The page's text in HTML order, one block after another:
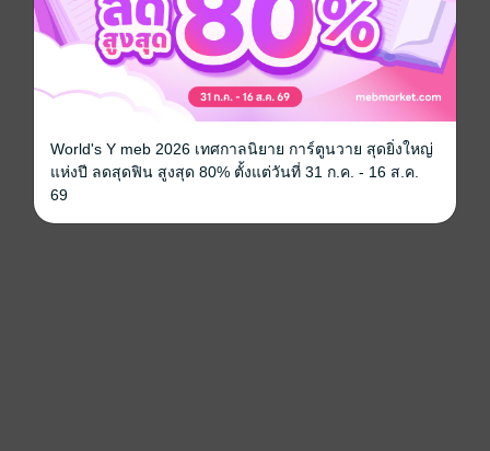
World's Y meb 2026 เทศกาลนิยาย การ์ตูนวาย สุดยิ่งใหญ่
แห่งปี ลดสุดฟิน สูงสุด 80% ตั้งแต่วันที่ 31 ก.ค. - 16 ส.ค.
69